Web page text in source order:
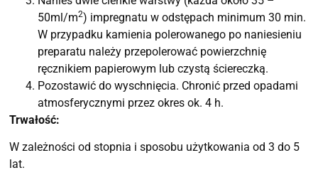
50ml/m2) impregnatu w odstępach minimum 30 min.
W przypadku kamienia polerowanego po naniesieniu
preparatu należy przepolerować powierzchnię
ręcznikiem papierowym lub czystą ściereczką.
Pozostawić do wyschnięcia. Chronić przed opadami
atmosferycznymi przez okres ok. 4 h.
Trwałość:
W zależności od stopnia i sposobu użytkowania od 3 do 5
lat.